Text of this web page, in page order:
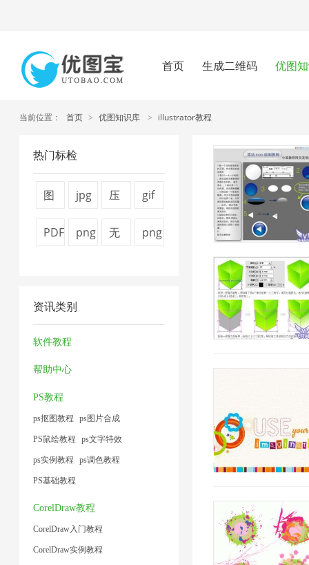
首页 生成二维码 优图
当前位置： 首页 > 优图知识库 > illustrator教程
热门标检
图
器
2
jpg
缩
1
压
小
gif
PDF
器
1
png
工
无
png
资讯类别
软件教程
帮助中心
PS教程
ps抠图教程 ps图片合成
PS鼠绘教程 ps文字特效
ps实例教程 ps调色教程
PS基础教程
CorelDraw教程
CorelDraw入门教程
CorelDraw实例教程
2019/1/16 14:24:59